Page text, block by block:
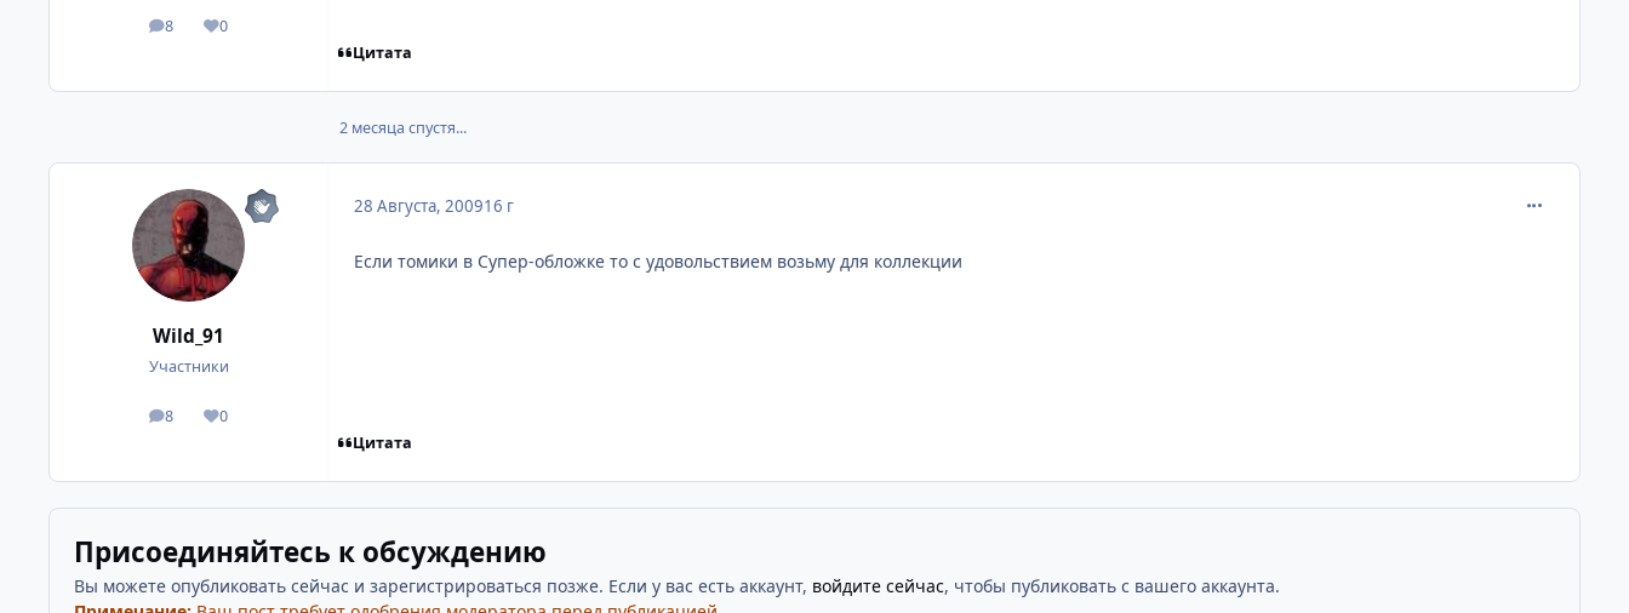
8
посты 0
Репутация
Цитата
2 месяца спустя...
Wild_91
Участники
8
посты 0
Репутация
28 Августа, 200916 г
Если томики в Супер-обложке то с удовольствием возьму для коллекции
Цитата
Присоединяйтесь к обсуждению
Вы можете опубликовать сейчас и зарегистрироваться позже. Если у вас есть аккаунт, войдите сейчас, чтобы публиковать с вашего аккаунта.